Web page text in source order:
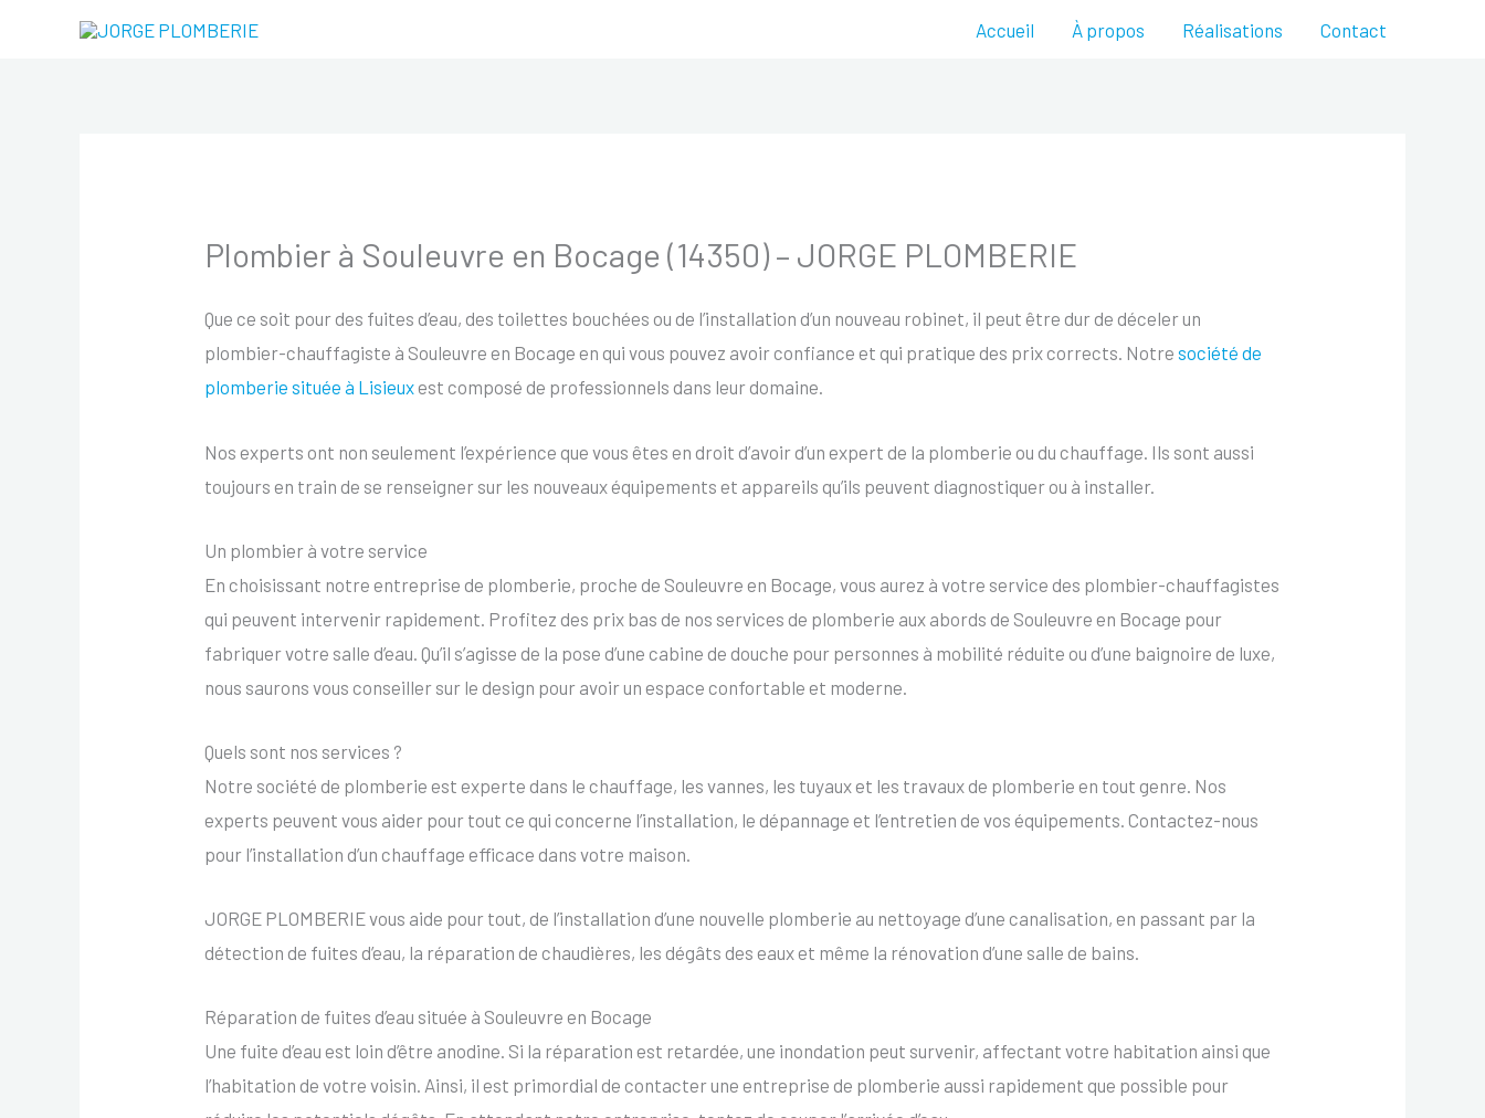
Accueil À propos Réalisations Contact
Plombier à Souleuvre en Bocage (14350) – JORGE PLOMBERIE
Que ce soit pour des fuites d’eau, des toilettes bouchées ou de l’installation d’un nouveau robinet, il peut être dur de déceler un
plombier-chauffagiste à Souleuvre en Bocage en qui vous pouvez avoir confiance et qui pratique des prix corrects. Notresociété de
plomberie située à Lisieux est composé de professionnels dans leur domaine.
Nos experts ont non seulement l’expérience que vous êtes en droit d’avoir d’un expert de la plomberie ou du chauffage. Ils sont aussi
toujours en train de se renseigner sur les nouveaux équipements et appareils qu’ils peuvent diagnostiquer ou à installer.
Un plombier à votre service
En choisissant notre entreprise de plomberie, proche de Souleuvre en Bocage, vous aurez à votre service des plombier-chauffagistes
qui peuvent intervenir rapidement. Profitez des prix bas de nos services de plomberie aux abords de Souleuvre en Bocage pour
fabriquer votre salle d’eau. Qu’il s’agisse de la pose d’une cabine de douche pour personnes à mobilité réduite ou d’une baignoire de luxe,
nous saurons vous conseiller sur le design pour avoir un espace confortable et moderne.
Quels sont nos services ?
Notre société de plomberie est experte dans le chauffage, les vannes, les tuyaux et les travaux de plomberie en tout genre. Nos
experts peuvent vous aider pour tout ce qui concerne l’installation, le dépannage et l’entretien de vos équipements. Contactez-nous
pour l’installation d’un chauffage efficace dans votre maison.
JORGE PLOMBERIE vous aide pour tout, de l’installation d’une nouvelle plomberie au nettoyage d’une canalisation, en passant par la
détection de fuites d’eau, la réparation de chaudières, les dégâts des eaux et même la rénovation d’une salle de bains.
Réparation de fuites d’eau située à Souleuvre en Bocage
Une fuite d’eau est loin d’être anodine. Si la réparation est retardée, une inondation peut survenir, affectant votre habitation ainsi que
l’habitation de votre voisin. Ainsi, il est primordial de contacter une entreprise de plomberie aussi rapidement que possible pour